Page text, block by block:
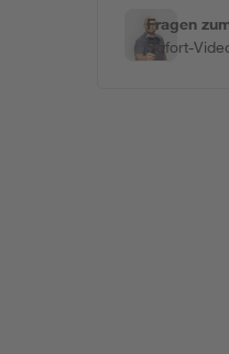
Fragen
Sofort-